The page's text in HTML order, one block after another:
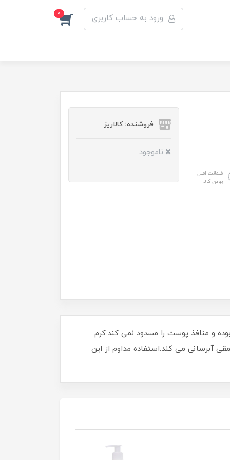
ورود به حساب کاربری 0
ضمانت اصل
بودن کالا
فروشنده: کالاریز
ناموجود
و منافذ پوست را مسدود نمی کند.کرم
آبرسانی می کند.استفاده مداوم از این